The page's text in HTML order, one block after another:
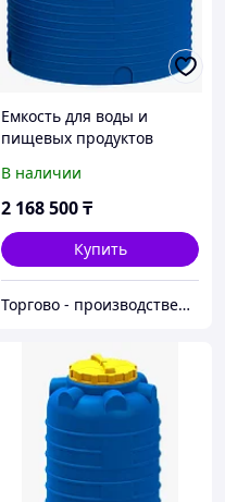
Емкость для воды и
пищевых продуктов
В наличии
2 168 500₸
Купить
Торгово - производственная компания "Центр Пласт"